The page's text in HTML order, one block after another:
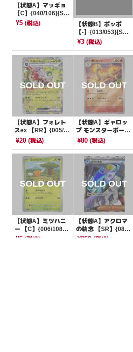
【状態A】マッギョ
【C】{040/106}[SV
8]
¥5 (税込)
【状態B】ポッポ
【-】{013/053}[SVH
K]
¥3(税込)
【状態A】フォレト
スex 【RR】{005/07
1}[SV2D]
¥20 (税込)
【状態A】ギャロッ
プ モンスターボール
ミラー【U】{078/16
¥80(税込)
【状態A】ミツハニ
ー 【C】{006/108}
[SV3]
¥5 (税込)
【状態A】アクロマ
の執念 【SR】{083/
064}[SV6a]
¥850 (税込)